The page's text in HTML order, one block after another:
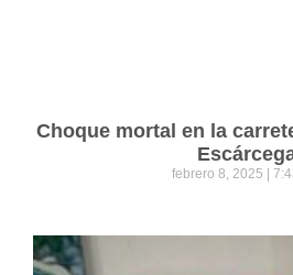
Choque mortal en la
febrero 8, 2025